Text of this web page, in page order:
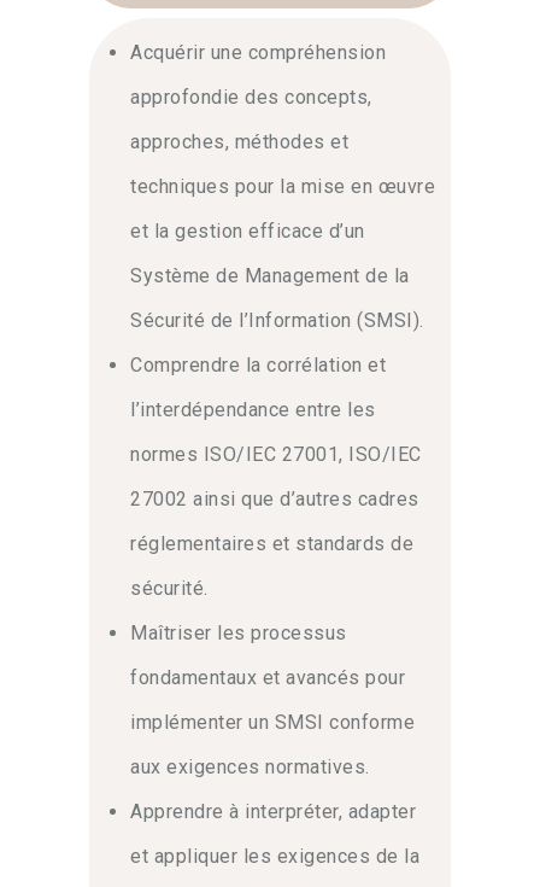
ISO 27001 LEAD
IMPLEMENTER :
FORMATION ET
CERTIFICATION
La protection des données est devenue
une priorité pour les entreprises.
nécessite une approche structurée.
Ainsi, la normeISO 27001offre un
de l’information. Par ailleurs, notre
formation certifiante vous aide à
Mise en œuvre efficace
d’un SMSI
Le déploiement d’un Système de
Management de la Sécurité de
demande une expertise technique et
méthodologique. De plus, cette
les compétences nécessaires pour
planifier chaque étape du processus.
les risques de manière proactive.
Acquérir une compréhension
approfondie des concepts,
approches, méthodes et
techniques pour la mise en œuvre
et la gestion efficace d’un
Système de Management de la
Sécurité de l’Information (SMSI).
Comprendre la corrélation et
l’interdépendance entre les
normes ISO/IEC 27001, ISO/IEC
27002 ainsi que d’autres cadres
réglementaires et standards de
sécurité.
Maîtriser les processus
fondamentaux et avancés pour
implémenter un SMSI conforme
aux exigences normatives.
Apprendre à interpréter, adapter
et appliquer les exigences de la